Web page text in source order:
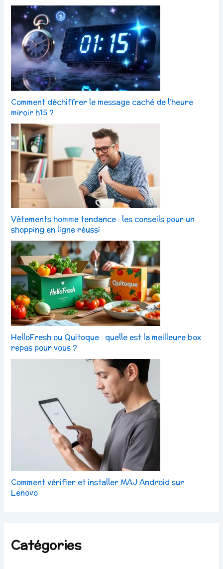
Comment déchiffrer le message caché de l’heure
miroir h15 ?
Vêtements homme tendance : les conseils pour un
shopping en ligne réussi
HelloFresh ou Quitoque : quelle est la meilleure box
repas pour vous ?
Comment vérifier et installer MAJ Android sur
Lenovo
Catégories